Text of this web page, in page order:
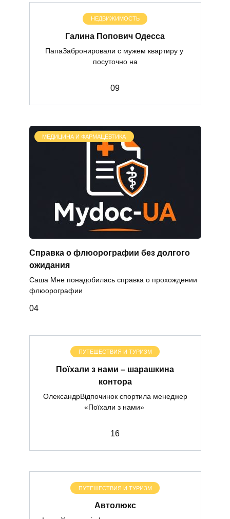
НЕДВИЖИМОСТЬ
Галина Попович Одесса
ПапаЗабронировали с мужем квартиру у
посуточно на
09
МЕДИЦИНА И ФАРМАЦЕВТИКА
Справка о флюорографии без долгого
ожидания
Саша Мне понадобилась справка о прохождении
флюорографии
04
ПУТЕШЕСТВИЯ И ТУРИЗМ
Поїхали з нами – шарашкина
контора
ОлександрВідпочинок спортила менеджер
«Поїхали з нами»
16
ПУТЕШЕСТВИЯ И ТУРИЗМ
Автолюкс